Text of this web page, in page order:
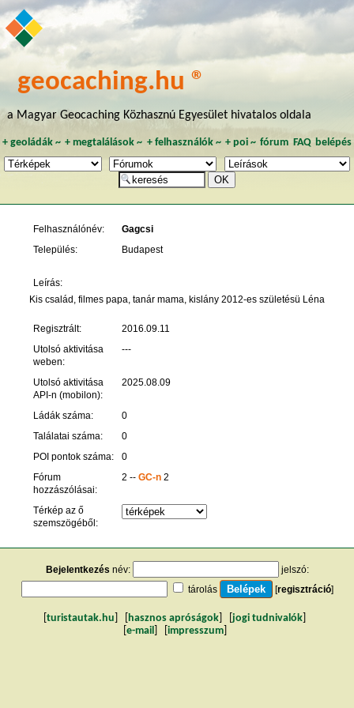
geocaching.hu ®
a Magyar Geocaching Közhasznú Egyesület hivatalos oldala
+ geoládák~ +megtalálások ~ + felhasználók~ + poi~ fórum FAQ belépés
Felhasználónév:
Gagcsi
Település:
Budapest
Leírás:
Kis család, filmes papa, tanár mama, kislány 2012-es születésü Léna
Regisztrált:
2016.09.11
Utolsó aktivitása
weben:
---
Utolsó aktivitása
API-n (mobilon):
2025.08.09
Ládák száma:
0
Találatai száma:
0
POI pontok száma:
0
Fórum
hozzászólásai:
2 --GC-n 2
Térkép az ő
szemszögéből:
Bejelentkezés név:
jelszó:
tárolás
[regisztráció]
turistautak.hu hasznos apróságok jogi tudnivalók
e-mail impresszum]